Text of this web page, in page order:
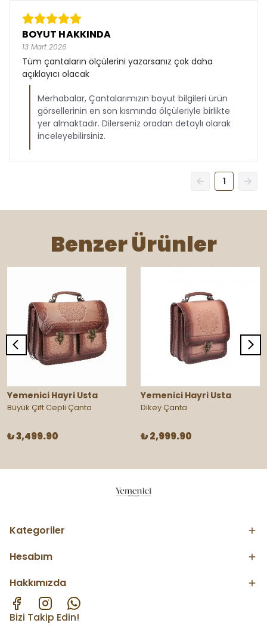
BOYUT HAKKINDA
13 Mart 2026
Tüm çantaların ölçülerini yazarsanız çok daha
açıklayıcı olacak
Merhabalar, Çantalarımızın boyut bilgileri ürün
görsellerinin en son kısmında ölçüleriyle birlikte
yer almaktadır. Dilerseniz oradan detaylı olarak
inceleyebilirsiniz.
1
Benzer Ürünler
Yemenici Hayri Usta
Büyük Çift Cepli Çanta
₺ 3,499.90
Yemenici Hayri Usta
Dikey Çanta
₺ 2,999.90
Kategoriler
Hesabım
Hakkımızda
Bizi Takip Edin!